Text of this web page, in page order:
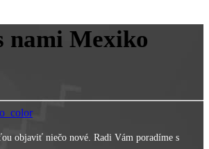
nami Mexiko
objaviť niečo nové. Radi Vám poradíme s